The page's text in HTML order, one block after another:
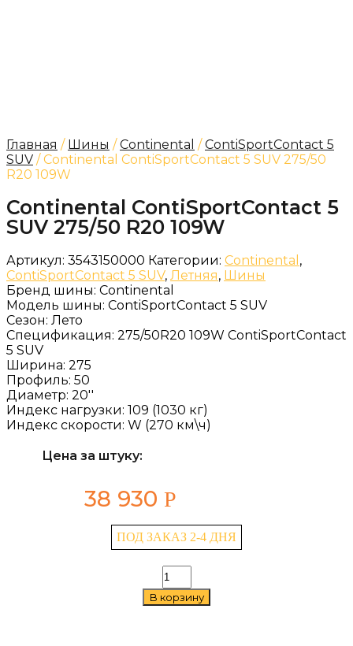
Главная / Шины /Continental /ContiSportContact 5
SUV / Continental ContiSportContact 5 SUV 275/50
R20 109W
Continental ContiSportContact 5
SUV 275/50 R20 109W
Артикул: 3543150000 Категории: Continental ,
ContiSportContact 5 SUV, Летняя, Шины
Бренд шины: Continental
Модель шины: ContiSportContact 5 SUV
Сезон: Лето
Спецификация: 275/50R20 109W ContiSportContact
5 SUV
Ширина: 275
Профиль: 50
Диаметр: 20''
Индекс нагрузки: 109 (1030 кг)
Индекс скорости: W (270 км\ч)
Цена за штуку:
38 930 Р
ПОД ЗАКАЗ 2-4 ДНЯ
Количество
товара
Continental
В корзину